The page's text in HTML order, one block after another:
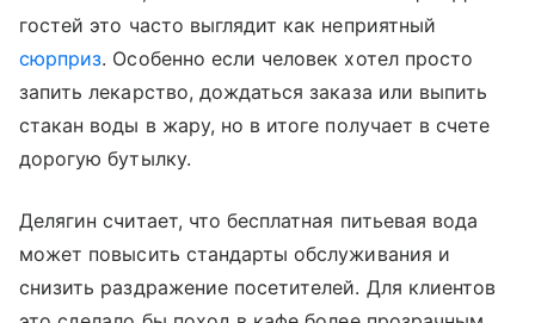
гостей это часто выглядит как неприятный
сюрприз. Особенно если человек хотел просто
запить лекарство, дождаться заказа или выпить
стакан воды в жару, но в итоге получает в счете
дорогую бутылку.
Делягин считает, что бесплатная питьевая вода
может повысить стандарты обслуживания и
снизить раздражение посетителей. Для клиентов